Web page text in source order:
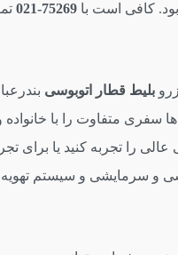
کافی است با 75269-021
بلیط قطار اتوبوسی
سفری متفاوت را با
تجربه کنید یا برای
و سرمایشی و سیستم